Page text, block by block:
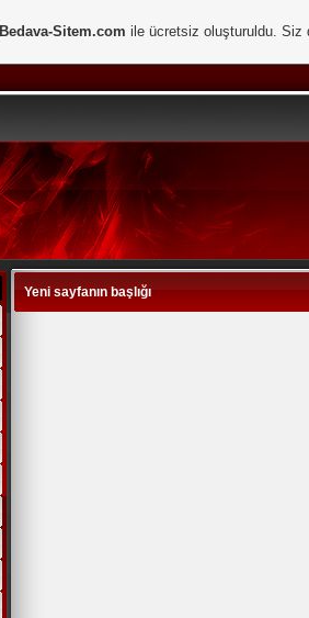
Yeni sayfanın başlığı
Bedava-Sitem.com ile ücretsiz oluşturuldu. Siz